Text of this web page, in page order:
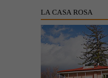
LA CASA ROSA